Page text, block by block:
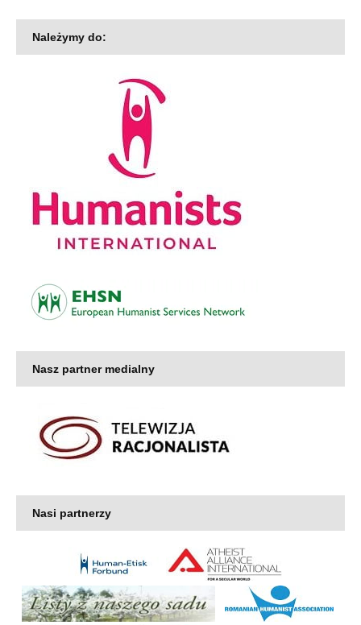
Należymy do:
Nasz partner medialny
Nasi partnerzy